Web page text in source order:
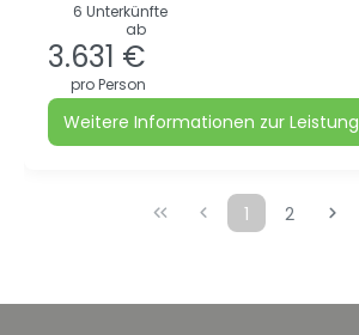
6 Unterkünfte
ab
3.631 €
pro Person
Weitere Informationen zur Leistung
1 2